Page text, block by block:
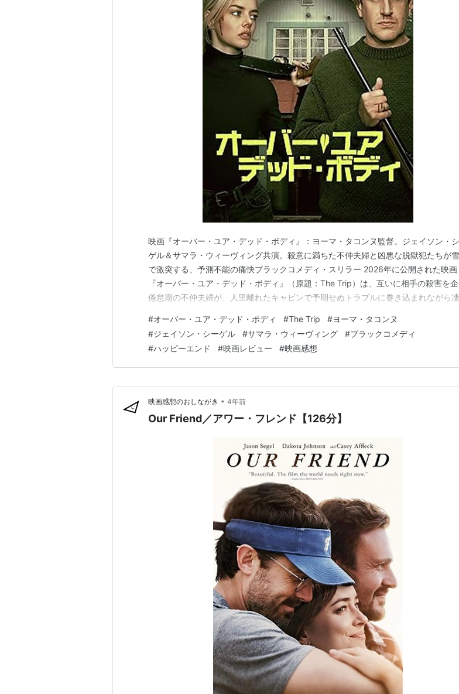
映画『オーバー・ユア・デッド・ボディ』：ヨーマ・タコンヌ監督。ジェイソン・
ゲル＆サマラ・ウィーヴィング共演。殺意に満ちた不仲夫婦と凶悪な脱獄犯たちが
で激突する、予測不能の痛快ブラックコメディ・スリラー 2026年に公開された映画
『オーバー・ユア・デッド・ボディ』（原題：The Trip）は、互いに相手の殺害を
倦怠期の不仲夫婦が、人里離れたキャビンで予期せぬトラブルに巻き込まれながら凄
ス・コメディ映画です。メガホンをとったのは、おバカでスタイリッシュなコメディ
ンスに定評のあるヨーマ・タコンヌ監督。製作に…
#オーバー・ユア・デッド・ボディ #The Trip #ヨーマ・タコンヌ
#ジェイソン・シーゲル #サマラ・ウィーヴィング #ブラックコメディ
#ハッピーエンド #映画レビュー #映画感想
映画感想のおしながき • 4年前
Our Friend／アワー・フレンド【126分】